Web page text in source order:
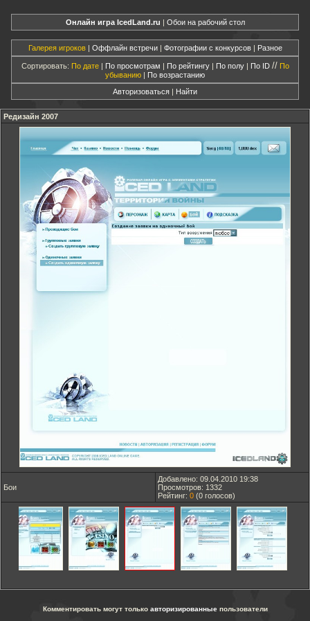
Онлайн игра IcedLand.ru | Обои на рабочий стол
Галерея игроков| Оффлайн встречи| Фотографии с конкурсов| Разное
Сортировать: По дате| По просмотрам | По рейтингу| По полу| По ID // По
убыванию | По возрастанию
Авторизоваться | Найти
Редизайн 2007
Бои
Добавлено: 09.04.2010 19:38
Просмотров: 1332
Рейтинг: 0 (0 голосов)
Комментировать могут только авторизированныепользователи